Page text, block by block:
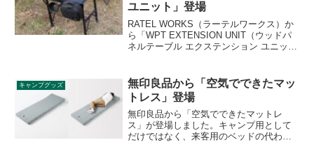
ユニット」登場
RATEL WORKS（ラーテルワークス）か
ら「WPT EXTENSION UNIT（ウッドパ
ネルテーブル エクステンション ユニッ
トで、連結の仕方により様々なレイアウ
トを楽しめます。詳細をレビューしま
す。
キャンプグッズ
無印良品から「空気でできたマッ
トレス」登場
無印良品から「空気でできたマットレ
ス」が登場しました。キャンプ用として
だけではなく、来客用のベッドの代わり